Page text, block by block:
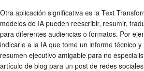
Otra aplicación significativa es la Text
modelos de IA pueden reescribir, resumir,
para diferentes audiencias o formatos. Por
indicarle a la IA que tome un informe técnico
resumen ejecutivo amigable para no
artículo de blog para un post de redes